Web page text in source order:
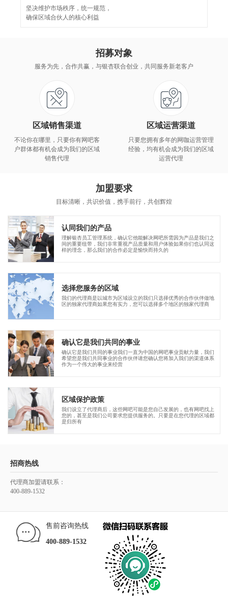
坚决维护市场秩序，统一规范，
确保区域合伙人的核心利益
招募对象
服务为先，合作共赢，与银杏联合创业，共同服务新老客户
区域销售渠道
不论你在哪里，只要你有网吧客
户群体都有机会成为我们的区域
销售代理
区域运营渠道
只要您拥有多年的网咖运营管理
经验，均有机会成为我们的区域
运营代理
加盟要求
目标清晰，共识价值，携手前行，共创辉煌
认同我们的产品
理解银杏员工管理系统，确认它他能解决网吧所需因为产品是我们之
间的重要纽带，我们非常重视产品质量和用户体验如果你们也认同这
样的理念，那么我们的合作必定是愉快而持久的
选择您服务的区域
我们的代理商是以城市为区域设立的我们只选择优秀的合作伙伴做地
区的独家代理商如果您有实力，您可以选择多个地区的独家代理商
确认它是我们共同的事业
确认它是我们共同的事业我们一直为中国的网吧事业贡献力量，我们
希望您是我们共同事业的合作伙伴请您确认您将加入我们的渠道体系
作为一个伟大的事业来经营
区域保护政策
我们设立了代理商后，这些网吧可能是您自己发展的，也有网吧找上
您的，甚至是我们公司要求您提供服务的。只要是在您代理的区域都
是归所有
招商热线
代理商加盟请联系：
400-889-1532
售前咨询热线
400-889-1532